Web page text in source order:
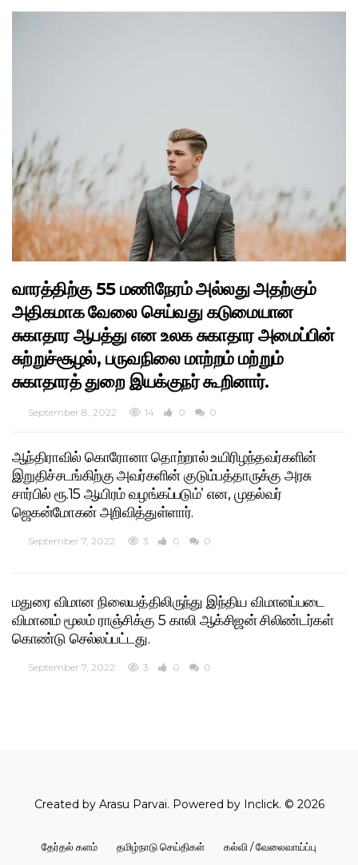
வாரத்திற்கு 55 மணிநேரம் அல்லது அதற்கும்
அதிகமாக வேலை செய்வது கடுமையான
சுகாதார ஆபத்து என உலக சுகாதார அமைப்பின்
சுற்றுச்சூழல், பருவநிலை மாற்றம் மற்றும்
சுகாதாரத் துறை இயக்குநர் கூறினார்.
September 8, 2022 14 0 0
ஆந்திராவில் கொரோனா தொற்றால் உயிரிழந்தவர்களின்
இறுதிச்சடங்கிற்கு அவர்களின் குடும்பத்தாருக்கு அரசு
சார்பில் ரூ.15 ஆயிரம் வழங்கப்படும்’ என, முதல்வர்
ஜெகன்மோகன் அறிவித்துள்ளார்.
September 7, 2022 3 0 0
மதுரை விமான நிலையத்திலிருந்து இந்திய விமானப்படை
விமானம் மூலம் ராஞ்சிக்கு 5 காலி ஆக்சிஜன் சிலிண்டர்கள்
கொண்டு செல்லப்பட்டது.
September 7, 2022 3 0 0
Created by Arasu Parvai. Powered by Inclick. © 2026
தேர்தல் களம் தமிழ்நாடு செய்திகள்
கல்வி / வேலைவாய்ப்பு